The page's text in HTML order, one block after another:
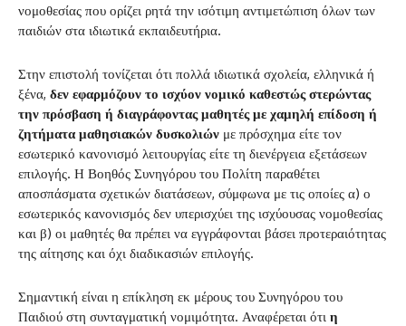
νομοθεσίας που ορίζει ρητά την ισότιμη αντιμετώπιση όλων των
παιδιών στα ιδιωτικά εκπαιδευτήρια.
Στην επιστολή τονίζεται ότι πολλά ιδιωτικά σχολεία, ελληνικά ή
ξένα, δεν εφαρμόζουν το ισχύον νομικό καθεστώς στερώντας
την πρόσβαση ή διαγράφοντας μαθητές με χαμηλή επίδοση ή
ζητήματα μαθησιακών δυσκολιών με πρόσχημα είτε τον
εσωτερικό κανονισμό λειτουργίας είτε τη διενέργεια εξετάσεων
επιλογής. Η Βοηθός Συνηγόρου του Πολίτη παραθέτει
αποσπάσματα σχετικών διατάσεων, σύμφωνα με τις οποίες α) ο
εσωτερικός κανονισμός δεν υπερισχύει της ισχύουσας νομοθεσίας
και β) οι μαθητές θα πρέπει να εγγράφονται βάσει προτεραιότητας
της αίτησης και όχι διαδικασιών επιλογής.
Σημαντική είναι η επίκληση εκ μέρους του Συνηγόρου του
Παιδιού στη συνταγματική νομιμότητα. Αναφέρεται ότι η